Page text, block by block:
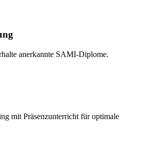
anerkannte SAMI-Diplome.
mit Präsenzunterricht für optimale